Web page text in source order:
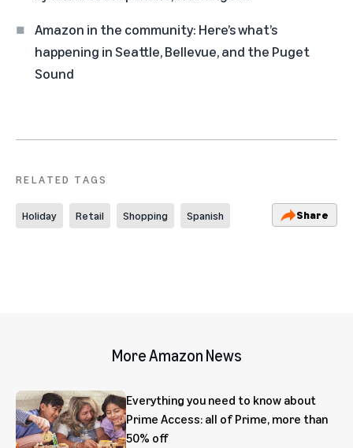
Amazon in the community: Here’s what’s
happening in Seattle, Bellevue, and the Puget
Sound
RELATED TAGS
Holiday Retail Shopping Spanish Share
More Amazon News
Everything you need to know about
Prime Access: all of Prime, more than
50% off